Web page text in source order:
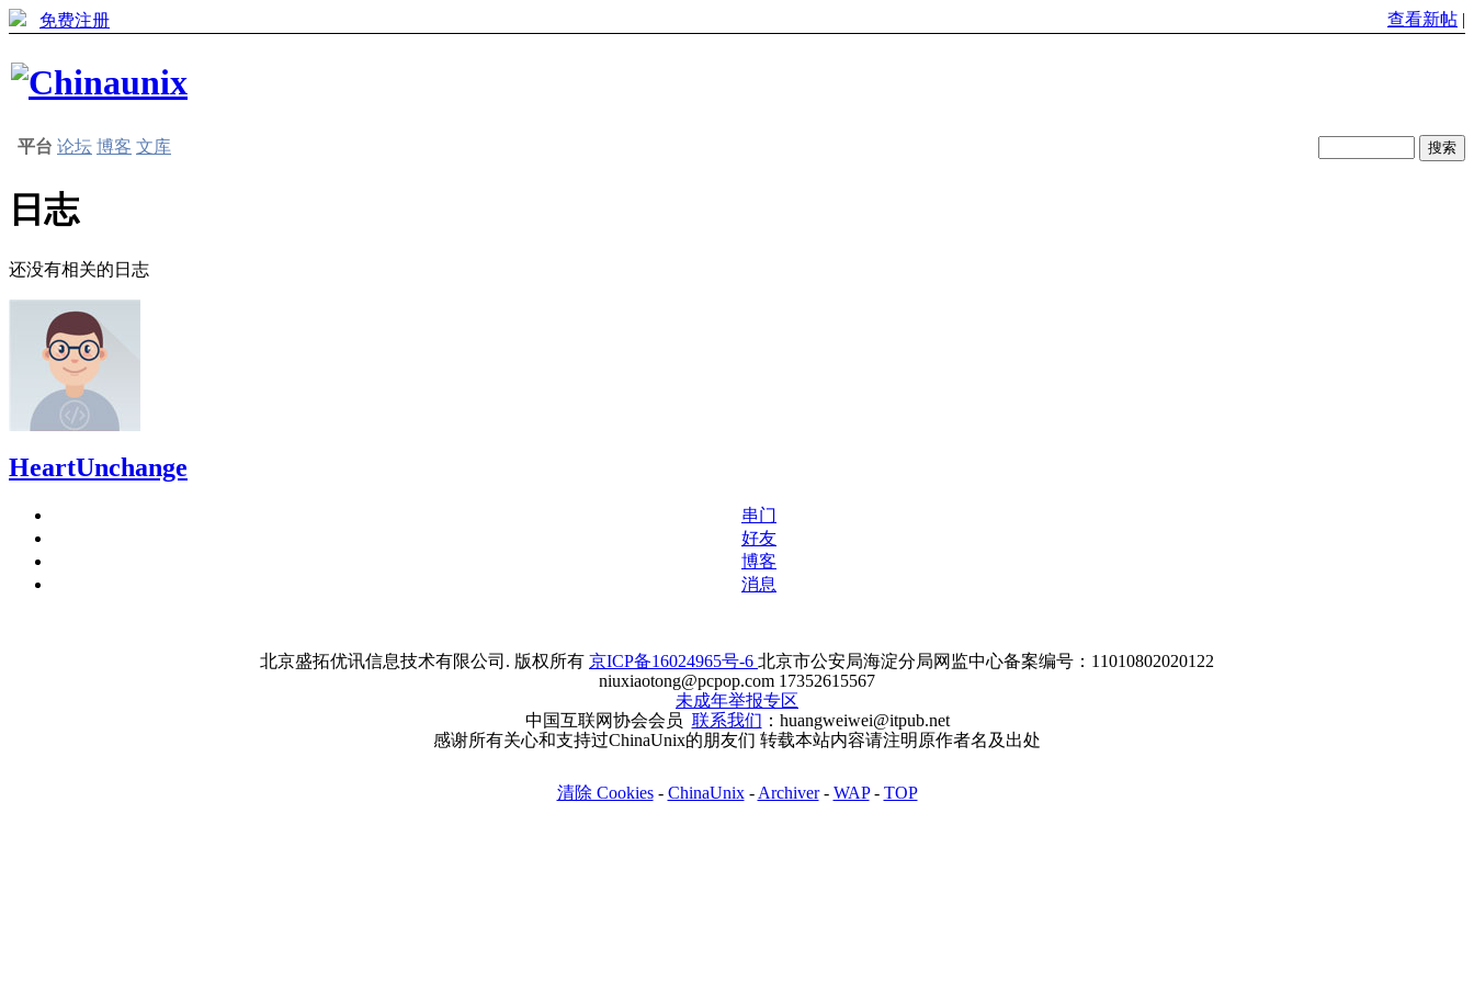
免费注册 查看新帖 |
平台 论坛 博客 文库
日志
还没有相关的日志
HeartUnchange
串门
好友
博客
消息
北京盛拓优讯信息技术有限公司. 版权所有 京ICP备16024965号-6 北京市公安局海淀分局网监中心备案编号：11010802020122
niuxiaotong@pcpop.com 17352615567
未成年举报专区
中国互联网协会会员 联系我们 ：huangweiwei@itpub.net
感谢所有关心和支持过ChinaUnix的朋友们 转载本站内容请注明原作者名及出处
清除 Cookies- ChinaUnix- Archiver- WAP- TOP